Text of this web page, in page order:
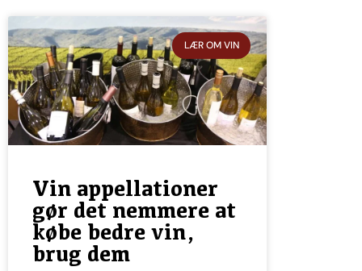
LÆR OM VIN
Vin appellationer
gør det nemmere at
købe bedre vin,
brug dem